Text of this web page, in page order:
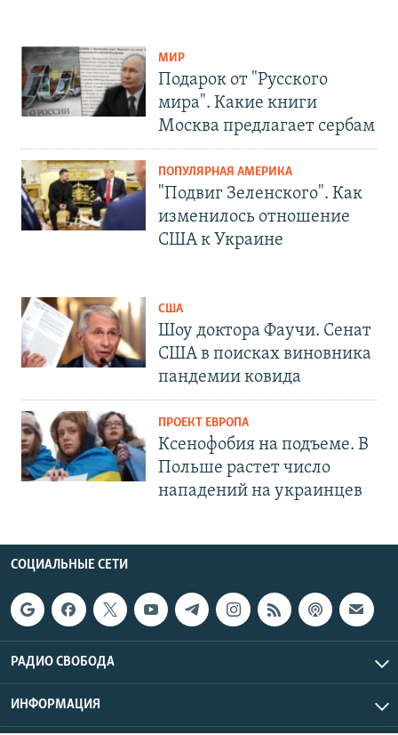
МИР
Подарок от "Русского
мира". Какие книги
Москва предлагает сербам
ПОПУЛЯРНАЯ АМЕРИКА
"Подвиг Зеленского". Как
изменилось отношение
США к Украине
США
Шоу доктора Фаучи. Сенат
США в поисках виновника
пандемии ковида
ПРОЕКТ ЕВРОПА
Ксенофобия на подъеме. В
Польше растет число
нападений на украинцев
СОЦИАЛЬНЫЕ СЕТИ
РАДИО СВОБОДА
ИНФОРМАЦИЯ